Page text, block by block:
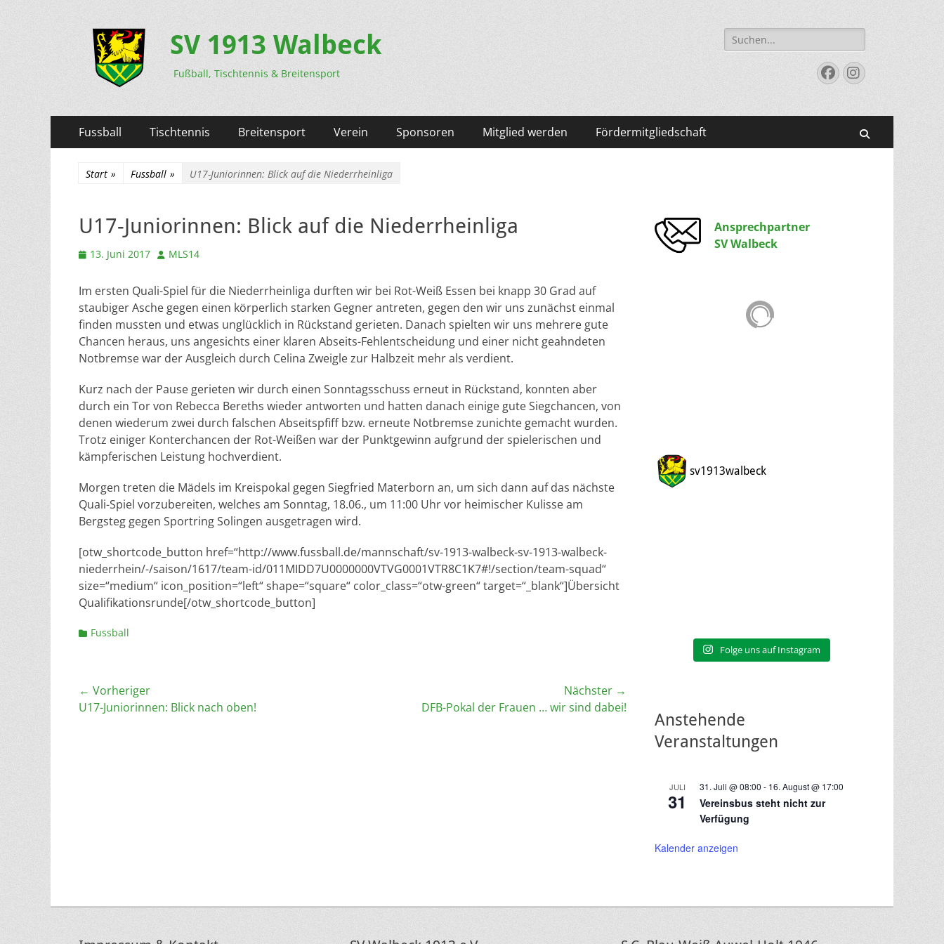
SV 1913 Walbeck
Fußball, Tischtennis & Breitensport
Suchen
nach:
Facebook
Instagram
Primäres
Menü
Inhalt
Fussball Tischtennis Breitensport Verein Sponsoren Mitglied werden Fördermitgliedschaft
Start » Fussball » U17-Juniorinnen: Blick auf die Niederrheinliga
U17-Juniorinnen: Blick auf die Niederrheinliga
Veröffentlicht
13. Juni 2017 AutorMLS14
Im ersten Quali-Spiel für die Niederrheinliga durften wir bei Rot-Weiß Essen bei knapp 30 Grad auf
staubiger Asche gegen einen körperlich starken Gegner antreten, gegen den wir uns zunächst einmal
finden mussten und etwas unglücklich in Rückstand gerieten. Danach spielten wir uns mehrere gute
Chancen heraus, uns angesichts einer klaren Abseits-Fehlentscheidung und einer nicht geahndeten
Notbremse war der Ausgleich durch Celina Zweigle zur Halbzeit mehr als verdient.
Kurz nach der Pause gerieten wir durch einen Sonntagsschuss erneut in Rückstand, konnten aber
durch ein Tor von Rebecca Bereths wieder antworten und hatten danach einige gute Siegchancen, von
denen wiederum zwei durch falschen Abseitspfiff bzw. erneute Notbremse zunichte gemacht wurden.
Trotz einiger Konterchancen der Rot-Weißen war der Punktgewinn aufgrund der spielerischen und
kämpferischen Leistung hochverdient.
Morgen treten die Mädels im Kreispokal gegen Siegfried Materborn an, um sich dann auf das nächste
Quali-Spiel vorzubereiten, welches am Sonntag, 18.06., um 11:00 Uhr vor heimischer Kulisse am
Bergsteg gegen Sportring Solingen ausgetragen wird.
[otw_shortcode_button href=“http://www.fussball.de/mannschaft/sv-1913-walbeck-sv-1913-walbeck-
niederrhein/-/saison/1617/team-id/011MIDD7U0000000VTVG0001VTR8C1K7#!/section/team-squad“
size=“medium“ icon_position=“left“ shape=“square“ color_class=“otw-green“ target=“_blank“]Übersicht
Qualifikationsrunde[/otw_shortcode_button]
Kategorien
Fussball
Beitragsnavigation
← Vorheriger
Vorheriger
U17-Juniorinnen: Blick nach oben!
Nächster →
DFB-Pokal der Frauen … wir sind dabei!
Ansprechpartner
SV Walbeck
sv1913walbeck
Folge uns auf Instagram
Anstehende
Veranstaltungen
JULI
31
31. Juli @ 08:00 - 16. August @ 17:00
Vereinsbus steht nicht zur
Verfügung
Kalender anzeigen